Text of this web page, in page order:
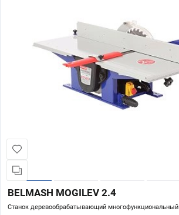
BELMASH MOGILEV 2.4
Станок деревообрабатывающий многофункциональный